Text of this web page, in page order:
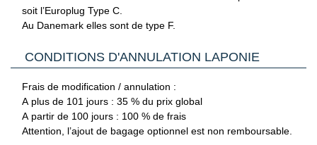
soit l’Europlug Type C.
Au Danemark elles sont de type F.
CONDITIONS D'ANNULATION LAPONIE
Frais de modification / annulation :
A plus de 101 jours : 35 % du prix global
A partir de 100 jours : 100 % de frais
Attention, l’ajout de bagage optionnel est non remboursable.